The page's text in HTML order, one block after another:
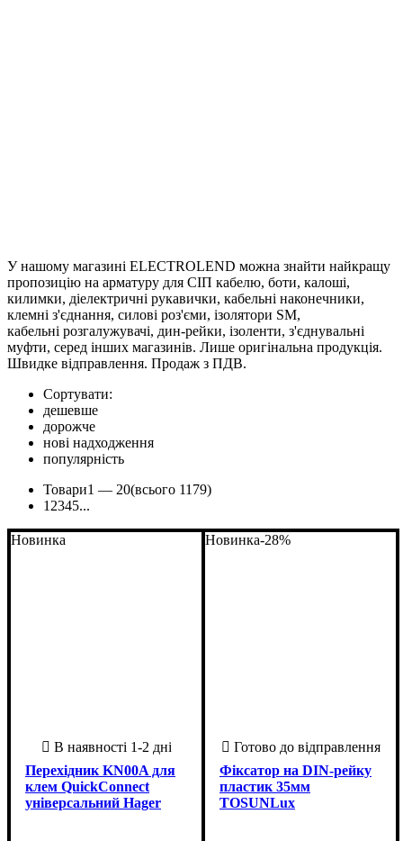
У нашому магазині ELECTROLEND можна знайти найкращу
пропозицію на арматуру для СІП кабелю, боти, калоші,
килимки, діелектричні рукавички, кабельні наконечники,
клемні з'єднання, силові роз'єми, ізолятори SM,
кабельні розгалужувачі, дин-рейки, ізоленти, з'єднувальні
муфти, серед інших магазинів. Лише оригінальна продукція.
Швидке відправлення. Продаж з ПДВ.
Сортувати:
дешевше
дорожче
нові надходження
популярність
Товари1 — 20(всього 1179)
1 2345...
Новинка
Перехідник KN00A для
клем QuickConnect
універсальний Hager
Новинка-28%
Фіксатор на DIN-рейку
пластик 35мм
TOSUNLux